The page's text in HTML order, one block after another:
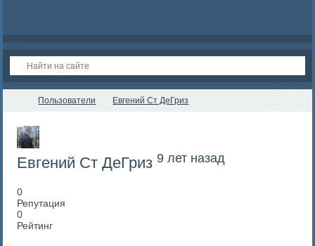
Пользователи Евгений Ст ДеГриз
Евгений Ст ДеГриз 9 лет назад
0
Репутация
0
Рейтинг